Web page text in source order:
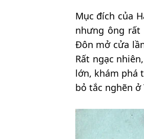
Mục đích của
nhưng ông rất
Đôn mở cửa
Rất ngạc
lớn, khám phá
bỏ tắc nghẽn